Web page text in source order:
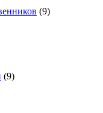
(9)
(9)